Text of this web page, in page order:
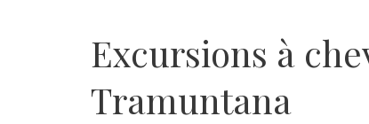
Excursions à
Tramuntana